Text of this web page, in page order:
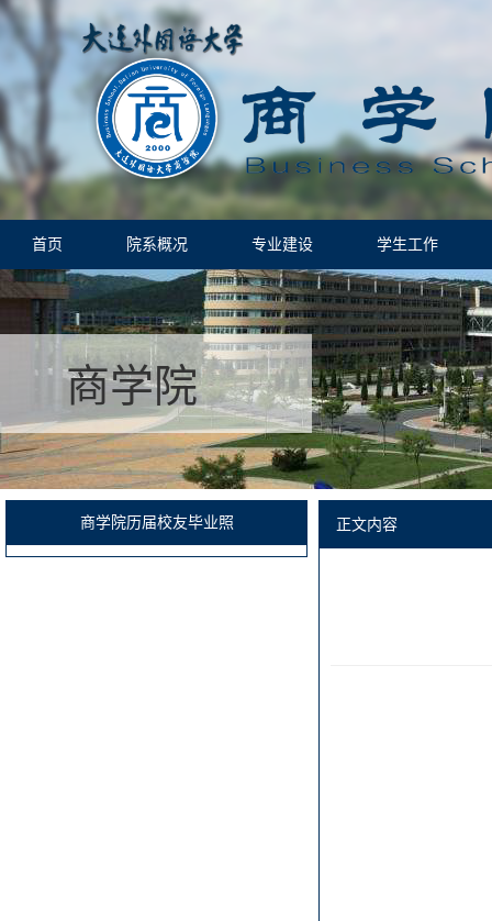
首页 院系概况 专业建设 学生工作
商学院
商学院历届校友毕业照 正文内容